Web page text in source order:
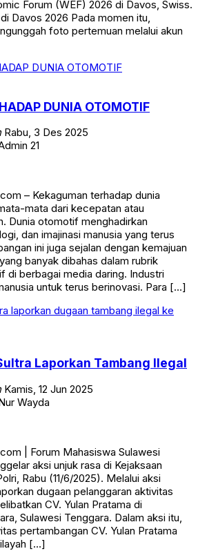
Forum (WEF) 2026 di Davos, Swiss.
Davos 2026 Pada momen itu,
foto pertemuan melalui akun
DUNIA OTOMOTIF
Rabu, 3 Des 2025
21
– Kekaguman terhadap dunia
mata dari kecepatan atau
Dunia otomotif menghadirkan
dan imajinasi manusia yang terus
ini juga sejalan dengan kemajuan
banyak dibahas dalam rubrik
di berbagai media daring. Industri
untuk terus berinovasi. Para […]
Laporkan Tambang Ilegal
Kamis, 12 Jun 2025
Wayda
| Forum Mahasiswa Sulawesi
aksi unjuk rasa di Kejaksaan
Rabu (11/6/2025). Melalui aksi
dugaan pelanggaran aktivitas
CV. Yulan Pratama di
Sulawesi Tenggara. Dalam aksi itu,
pertambangan CV. Yulan Pratama
[…]